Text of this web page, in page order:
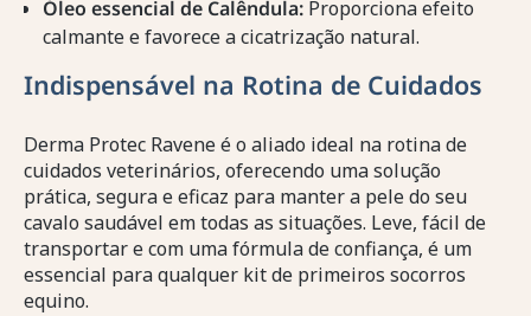
Óleo essencial de Calêndula: Proporciona efeito
calmante e favorece a cicatrização natural.
Indispensável na Rotina de Cuidados
Derma Protec Ravene é o aliado ideal na rotina de
cuidados veterinários, oferecendo uma solução
prática, segura e eficaz para manter a pele do seu
cavalo saudável em todas as situações. Leve, fácil de
transportar e com uma fórmula de confiança, é um
essencial para qualquer kit de primeiros socorros
equino.